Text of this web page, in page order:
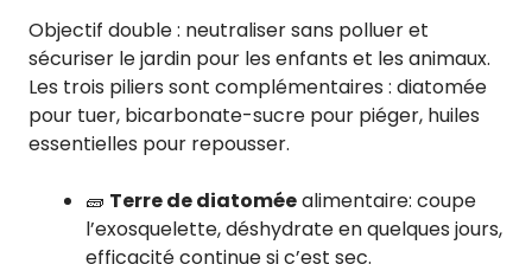
Objectif double : neutraliser sans polluer et
sécuriser le jardin pour les enfants et les animaux.
Les trois piliers sont complémentaires : diatomée
pour tuer, bicarbonate-sucre pour piéger, huiles
essentielles pour repousser.
🧱 Terre de diatoméealimentaire: coupe
l’exosquelette, déshydrate en quelques jours,
efficacité continue si c’est sec.